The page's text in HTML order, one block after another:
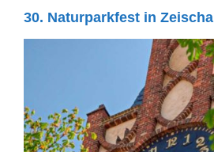
30. Naturparkfest in Zeischa